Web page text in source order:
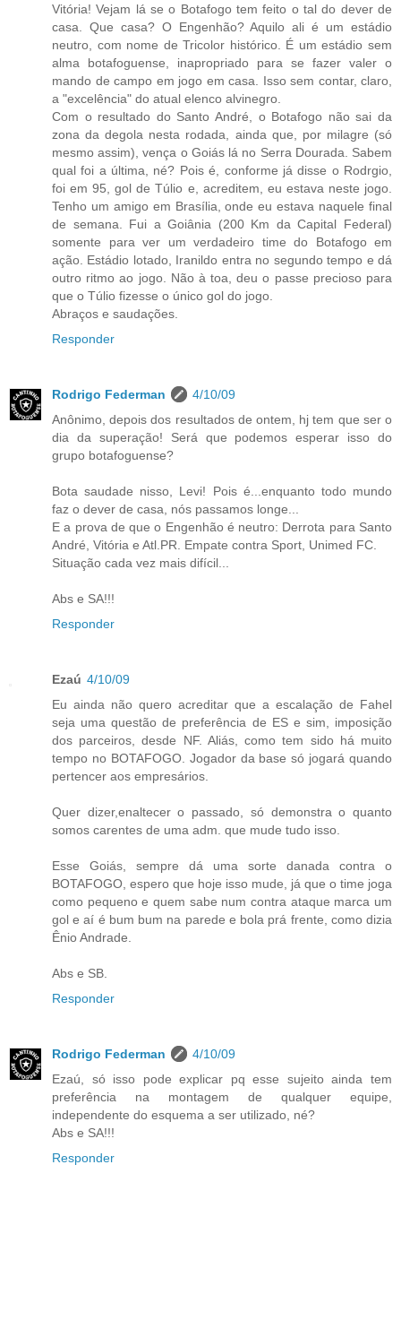
Vitória! Vejam lá se o Botafogo tem feito o tal do dever de
casa. Que casa? O Engenhão? Aquilo ali é um estádio
neutro, com nome de Tricolor histórico. É um estádio sem
alma botafoguense, inapropriado para se fazer valer o
mando de campo em jogo em casa. Isso sem contar, claro,
a "excelência" do atual elenco alvinegro.
Com o resultado do Santo André, o Botafogo não sai da
zona da degola nesta rodada, ainda que, por milagre (só
mesmo assim), vença o Goiás lá no Serra Dourada. Sabem
qual foi a última, né? Pois é, conforme já disse o Rodrgio,
foi em 95, gol de Túlio e, acreditem, eu estava neste jogo.
Tenho um amigo em Brasília, onde eu estava naquele final
de semana. Fui a Goiânia (200 Km da Capital Federal)
somente para ver um verdadeiro time do Botafogo em
ação. Estádio lotado, Iranildo entra no segundo tempo e dá
outro ritmo ao jogo. Não à toa, deu o passe precioso para
que o Túlio fizesse o único gol do jogo.
Abraços e saudações.
Responder
Rodrigo Federman
4/10/09
Anônimo, depois dos resultados de ontem, hj tem que ser o
dia da superação! Será que podemos esperar isso do
grupo botafoguense?
Bota saudade nisso, Levi! Pois é...enquanto todo mundo
faz o dever de casa, nós passamos longe...
E a prova de que o Engenhão é neutro: Derrota para Santo
André, Vitória e Atl.PR. Empate contra Sport, Unimed FC.
Situação cada vez mais difícil...
Abs e SA!!!
Responder
Ezaú 4/10/09
Eu ainda não quero acreditar que a escalação de Fahel
seja uma questão de preferência de ES e sim, imposição
dos parceiros, desde NF. Aliás, como tem sido há muito
tempo no BOTAFOGO. Jogador da base só jogará quando
pertencer aos empresários.
Quer dizer,enaltecer o passado, só demonstra o quanto
somos carentes de uma adm. que mude tudo isso.
Esse Goiás, sempre dá uma sorte danada contra o
BOTAFOGO, espero que hoje isso mude, já que o time joga
como pequeno e quem sabe num contra ataque marca um
gol e aí é bum bum na parede e bola prá frente, como dizia
Ênio Andrade.
Abs e SB.
Responder
Rodrigo Federman
4/10/09
Ezaú, só isso pode explicar pq esse sujeito ainda tem
preferência na montagem de qualquer equipe,
independente do esquema a ser utilizado, né?
Abs e SA!!!
Responder